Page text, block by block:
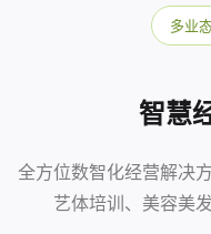
多业
智慧
全方位数智化经营解决
艺体培训、美容美